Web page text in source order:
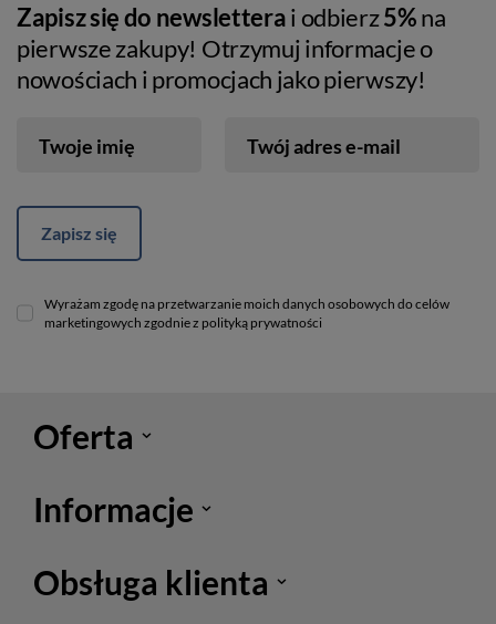
Zapisz się do newsletterai odbierz5%na
pierwsze zakupy! Otrzymuj informacje o
nowościach i promocjach jako pierwszy!
Twoje imię Twój adres e-mail
Zapisz się
Wyrażam zgodę na przetwarzanie moich danych osobowych do celów
marketingowych zgodnie z polityką prywatności
Oferta
Informacje
Obsługa klienta